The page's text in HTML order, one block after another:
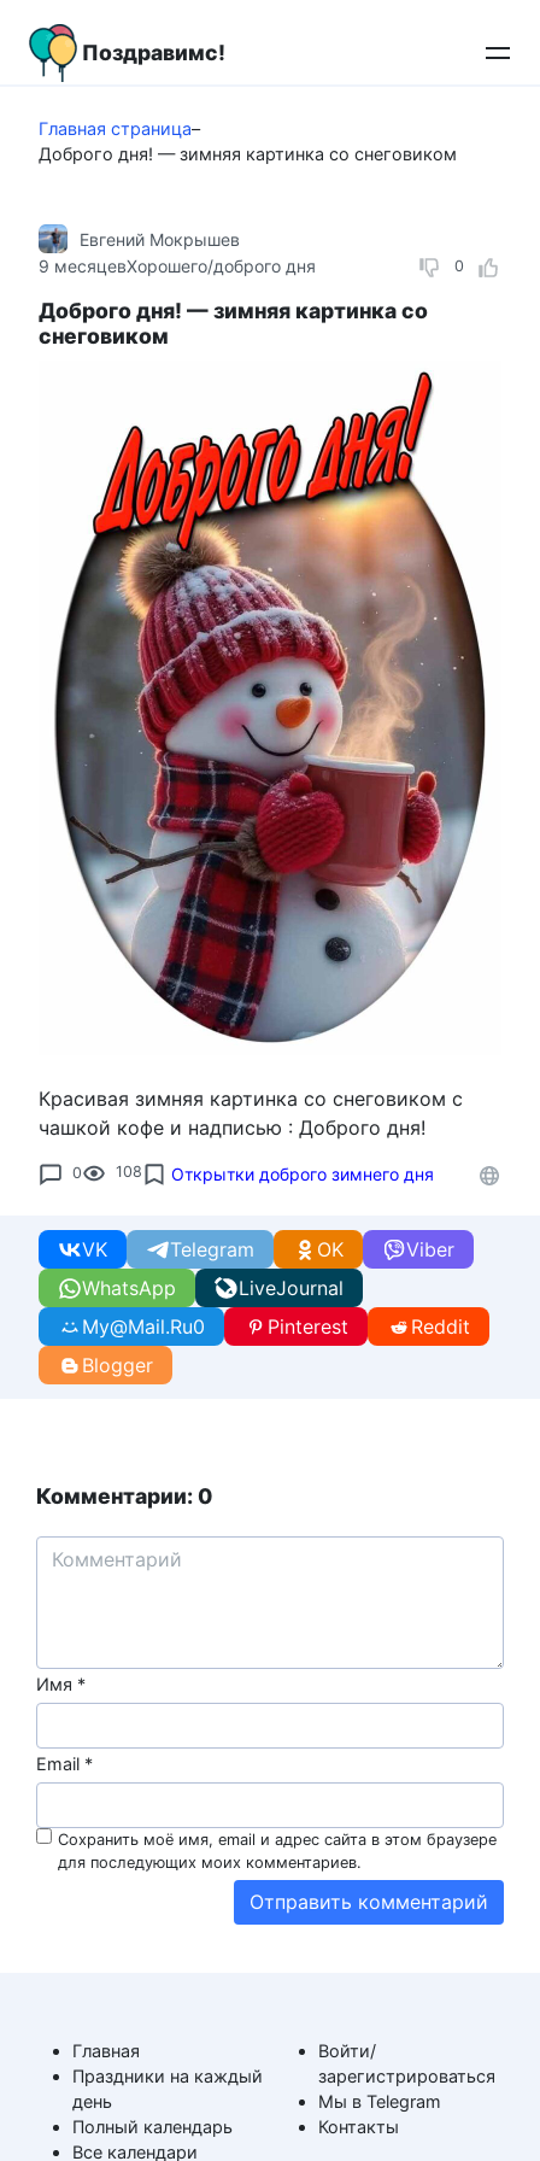
контенту
Поздравимс!
Главная страница–
Доброго дня! — зимняя картинка со снеговиком
0
Евгений Мокрышев
9 месяцевХорошего/доброго дня
Доброго дня! — зимняя картинка со
снеговиком
Красивая зимняя картинка со снеговиком с
чашкой кофе и надписью : Доброго дня!
0 108 Открытки доброго зимнего дня
WhatsApp
VK Telegram Viber
OK
LiveJournal
My@Mail.Ru0 Pinterest
Reddit
Blogger
Комментарии: 0
Имя *
Email *
Сохранить моё имя, email и адрес сайта в этом браузере
для последующих моих комментариев.
Главная
Праздники на каждый
день
Полный календарь
Все календари
Войти/
зарегистрироваться
Мы в Telegram
Контакты